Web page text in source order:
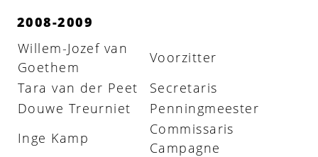
2008-2009
Willem-Jozef van
Goethem
Voorzitter
Tara van der Peet
Secretaris
Douwe Treurniet
Penningmeester
Inge Kamp
Commissaris
Campagne